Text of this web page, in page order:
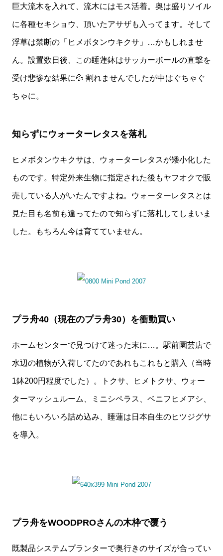
巨大流木を入れて、流木にはモス活着。奥は盛りソイル
に各種セキショウ、頂いたアサザも入ってます。そして
浮草は禁断の「ヒメボタンウキクサ」…かもしれませ
ん。設置数日後、この睡蓮鉢はサッカーボールの直撃を
受け悲惨な結果に💦 割れませんでしたが中はぐちゃぐ
ちゃに。
知らずにウォーターレタスを落札
ヒメボタンウキクサは、ウォーターレタスが矮小化した
ものです。特定外来生物に指定された後もヤフオクで販
売している人がいたんですよね。ウォーターレタスとは
見た目も名前も違ってたので知らずに落札してしまいま
した。もちろん今は育てていません。
プラ舟40（現在のプラ舟30）を衝動買い
ホームセンターで見つけて迷った末に…。駅前園芸店で
水辺の植物が入荷してたのであれもこれもと購入（当時
1鉢200円程度でした）。トクサ、ヒメトクサ、ウォー
ターマッシュルーム、ミニシペラス、ベニフヒメアシ、
他にもいろいろ詰め込み、睡蓮は日本自生のヒツジグサ
を導入。
プラ舟をWOODPROさんの木枠で覆う
既製品システムプランターで奥行きのサイズが合ってい